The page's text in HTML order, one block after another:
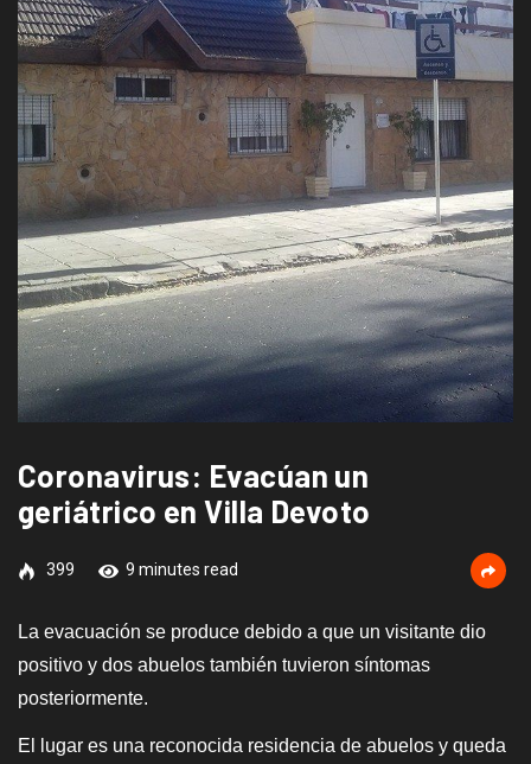
Coronavirus: Evacúan un
geriátrico en Villa Devoto
399 9 minutes read
La evacuación se produce debido a que un visitante dio
positivo y dos abuelos también tuvieron síntomas
posteriormente.
E l lugar es una reconocida residencia de abuelos y queda